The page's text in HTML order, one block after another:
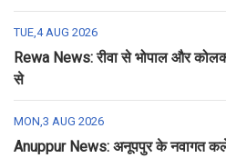
TUE,4 AUG 2026
Rewa News: रीवा से भोपाल और
से
MON,3 AUG 2026
Anuppur News: अनूपपुर के नवागत